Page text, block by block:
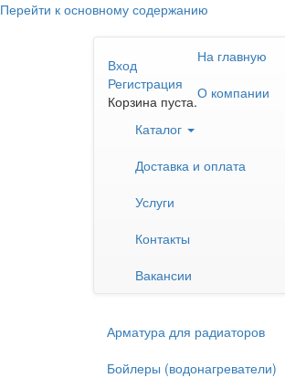
Перейти к основному содержанию
Вход
Регистрация
Корзина пуста.
На главную
О компании
Каталог
Доставка и оплата
Услуги
Контакты
Вакансии
Арматура для радиаторов
Бойлеры (водонагреватели)